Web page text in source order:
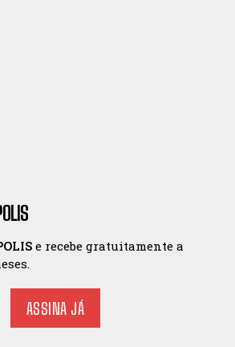
e recebe gratuitamente a
ASSINA JÁ